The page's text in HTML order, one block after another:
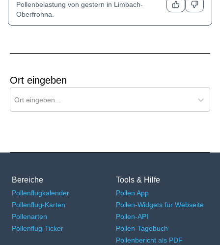
Pollenbelastung von gestern in Limbach-
Oberfrohna.
Ort eingeben
Ort eingeben...
Bereiche
Pollenflugkalender
Pollenflug-Karten
Pollenarten
Pollenflug-Ticker
Tools & Hilfe
Pollen App
Pollen-Widgets für Webseite
Pollen-API
Pollen-Tagebuch
Pollenbericht als PDF